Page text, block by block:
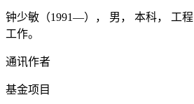
钟少敏（1991—）， 男， 本科， 工
工作。
通讯作者
基金项目